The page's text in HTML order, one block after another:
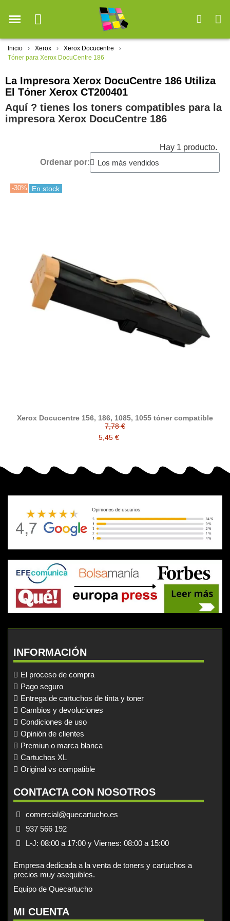
Inicio Xerox
Xerox Docucentre
Tóner para Xerox DocuCentre 186
La Impresora Xerox DocuCentre 186 Utiliza
El Tóner Xerox CT200401
Aquí ? tienes los toners compatibles para la
impresora Xerox DocuCentre 186
Hay 1 producto.
Ordenar por:
-30% En stock
Xerox Docucentre 156, 186, 1085, 1055 tóner compatible
7,78 €
5,45 €
INFORMACIÓN
El proceso de compra
Pago seguro
Entrega de cartuchos de tinta y toner
Cambios y devoluciones
Condiciones de uso
Opinión de clientes
Premiun o marca blanca
Cartuchos XL
Original vs compatible
CONTACTA CON NOSOTROS
comercial@quecartucho.es
937 566 192
L-J: 08:00 a 17:00 y Viernes: 08:00 a 15:00
Empresa dedicada a la venta de toners y cartuchos a
precios muy asequibles.
Equipo de Quecartucho
MI CUENTA